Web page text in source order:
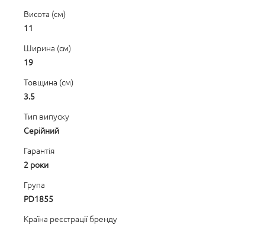
Висота (см)
11
Ширина (см)
19
Товщина (см)
3.5
Тип випуску
Серійний
Гарантія
2 роки
Група
PD1855
Країна реєстрації бренду